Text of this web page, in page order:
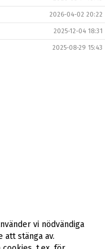
2026-04-02 20:22
2025-12-04 18:31
2025-08-29 15:43
vi nödvändiga
att stänga av.